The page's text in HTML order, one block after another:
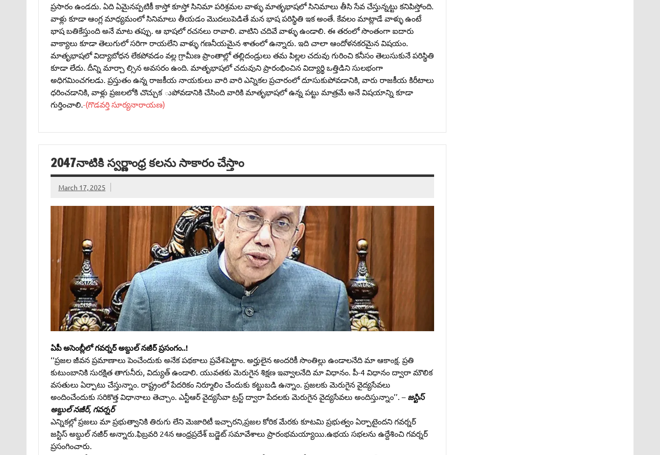
ప్రసారం ఉండదు. ఏది ఏమైనప్పటికీ కాస్తో కూస్తో సినిమా పరిశ్రమల వాళ్ళు మాతృభాషలో సినిమాలు తీసి సేవ చేస్తున్నట్టు కనిపిస్తోంది.
వాళ్లు కూడా ఆంగ్ల మాధ్యమంలో సినిమాలు తీయడం మొదలుపెడితే మన భాష పరిస్థితి ఇక అంతే. కేవలం మాట్లాడే వాళ్ళు ఉంటే
భాష బతికేస్తుంది అనే మాట తప్పు. ఆ భాషలో రచనలు రావాలి. వాటిని చదివే వాళ్ళు ఉండాలి. ఈ తరంలో సొంతంగా ఐదారు
వాక్యాలు కూడా తెలుగులో సరిగా రాయలేని వాళ్ళు గణనీయమైన శాతంలో ఉన్నారు. ఇది చాలా ఆందోళనకరమైన విషయం.
మాతృభాషలో విద్యాబోధన లేకపోవడం వల్ల గ్రామీణ ప్రాంతాల్లో తల్లిదండ్రులు తమ పిల్లల చదువు గురించి కనీసం తెలుసుకునే పరిస్థితి
కూడా లేదు. దీన్ని మార్చా ల్సిన అవసరం ఉంది. మాతృభాషలో చదువుని ప్రారంభించిన విద్యార్థి ఒత్తిడిని సులభంగా
అధిగమించగలడు. ప్రస్తుతం ఉన్న రాజకీయ నాయకులు వారి వారి ఎన్నికల ప్రచారంలో దూసుకుపోవడానికి, వారు రాజకీయ కిరీటాలు
ధరించడానికి, వాళ్లు ప్రజలలోకి చొచ్చుక ుపోవడానికి చేసింది వారికి మాతృభాషలో ఉన్న పట్టు మాత్రమే అనే విషయాన్ని కూడా
గుర్తించాలి. -(గొడవర్తి సూర్యనారాయణ)
2047నాటికి స్వర్ణాంధ్ర కలను సాకారం చేస్తాం
March 17, 2025
ఏపీ అసెంబ్లీలో గవర్నర్‌ అబ్దుల్‌ నజీర్‌ ప్రసంగం..!
‘‘ప్రజల జీవన ప్రమాణాలు పెంచేందుకు అనేక పథకాలు ప్రవేశపెట్టాం. అర్హులైన అందరికీ సొంతిల్లు ఉండాలనేది మా ఆకాంక్ష. ప్రతి
కుటుంబానికి సురక్షిత తాగునీరు, విద్యుత్‌ ఉండాలి. యువతకు మెరుగైన శిక్షణ ఇవ్వాలనేది మా విధానం. పీ-4 విధానం ద్వారా మౌలిక
వసతులు ఏర్పాటు చేస్తున్నాం. రాష్ట్రంలో పేదరికం నిర్మూలిం చేందుకు కట్టుబడి ఉన్నాం. ప్రజలకు మెరుగైన వైద్యసేవలు
అందించేందుకు సరికొత్త విధానాలు తెచ్చాం. ఎన్టీఆర్‌ వైద్యసేవా ట్రస్ట్‌ ద్వారా పేదలకు మెరుగైన వైద్యసేవలు అందిస్తున్నాం’’. – జస్టిస్‌
అబ్దుల్‌ నజీర్‌, గవర్నర్‌
ఎన్నికల్లో ప్రజలు మా ప్రభుత్వానికి తిరుగు లేని మెజారిటీ ఇచ్చారని,ప్రజల కోరిక మేరకు కూటమి ప్రభుత్వం ఏర్పాటైందని గవర్నర్‌
జస్టిస్‌ అబ్దుల్‌ నజీర్‌ అన్నారు.ఫిబ్రవరి 24న ఆంధ్రప్రదేశ్‌ బడ్జెట్‌ సమావేశాలు ప్రారంభమయ్యాయి.ఉభయ సభలను ఉద్దేశించి గవర్నర్‌
ప్రసంగించారు.